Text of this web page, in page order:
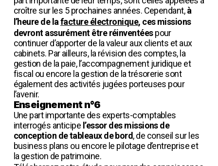
croître sur les 5 prochaines années. Cependant,à
l’heure de lafacture électronique, ces missions
devront assurément être réinventéespour
continuer d’apporter de la valeur aux clients et aux
cabinets. Par ailleurs, la révision des comptes, la
gestion de la paie, l’accompagnement juridique et
fiscal ou encore la gestion de la trésorerie sont
également des activités jugées porteuses pour
l’avenir.
Enseignement n°6
Une part importante des experts-comptables
interrogés anticipe l’essor des missions de
conception de tableaux de bord, de conseil sur les
business plans ou encore le pilotage d’entreprise et
la gestion de patrimoine.